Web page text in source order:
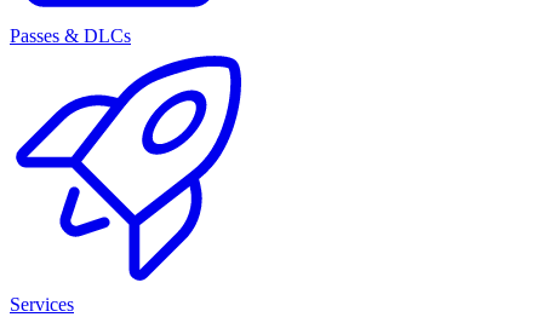
Passes & DLCs
Services